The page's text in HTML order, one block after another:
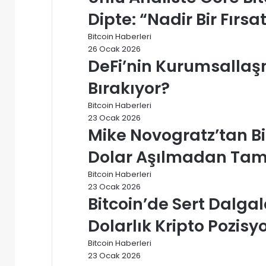
Dipte: “Nadir Bir
Bitcoin Haberleri
26 Ocak 2026
DeFi’nin
Bırakıyor?
Bitcoin Haberleri
23 Ocak 2026
Mike Novogratz’tan
Dolar Aşılmadan
Bitcoin Haberleri
23 Ocak 2026
Bitcoin’de Sert
Dolarlık Kripto
Bitcoin Haberleri
23 Ocak 2026